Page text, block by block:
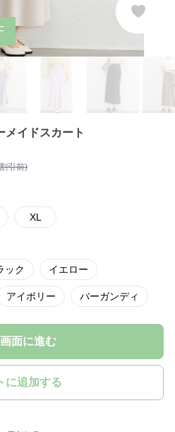
メイドスカート
引前)
XL
ック イエロー
アイボリー バーガンディ
面に進む
に追加する